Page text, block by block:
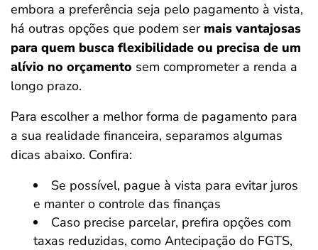
embora a preferência seja pelo pagamento à vista,
há outras opções que podem ser mais vantajosas
para quem busca flexibilidade ou precisa de um
alívio no orçamento sem comprometer a renda a
longo prazo.
Para escolher a melhor forma de pagamento para
a sua realidade financeira, separamos algumas
dicas abaixo. Confira:
Se possível, pague à vista para evitar juros
e manter o controle das finanças
Caso precise parcelar, prefira opções com
taxas reduzidas, como Antecipação do FGTS,